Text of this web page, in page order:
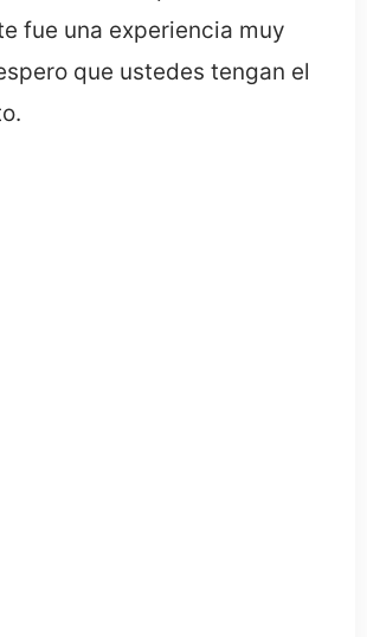
fue una experiencia muy
que ustedes tengan el